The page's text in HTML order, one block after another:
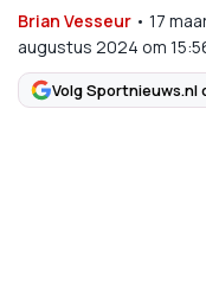
Brian Vesseur • 17
augustus 2024 om
Volg Sportnieuws.nl